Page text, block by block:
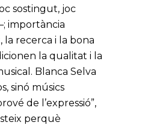
sostingut, joc
importància
la recerca i la bona
la qualitat i la
Blanca Selva
sinó músics
de l’expressió”,
perquè